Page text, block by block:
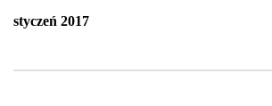
styczeń 2017